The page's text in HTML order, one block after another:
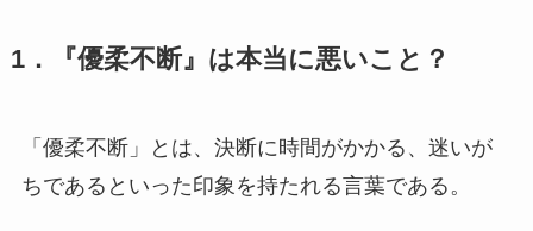
1．『優柔不断』は本当に悪いこと？
「優柔不断」とは、決断に時間がかかる、迷いが
ちであるといった印象を持たれる言葉である。